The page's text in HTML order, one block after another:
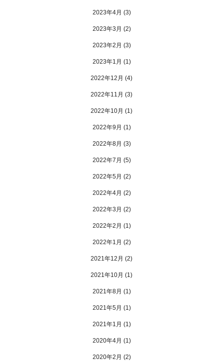
2023年4月 (3)
2023年3月 (2)
2023年2月 (3)
2023年1月 (1)
2022年12月 (4)
2022年11月 (3)
2022年10月 (1)
2022年9月 (1)
2022年8月 (3)
2022年7月 (5)
2022年5月 (2)
2022年4月 (2)
2022年3月 (2)
2022年2月 (1)
2022年1月 (2)
2021年12月 (2)
2021年10月 (1)
2021年8月 (1)
2021年5月 (1)
2021年1月 (1)
2020年4月 (1)
2020年2月 (2)